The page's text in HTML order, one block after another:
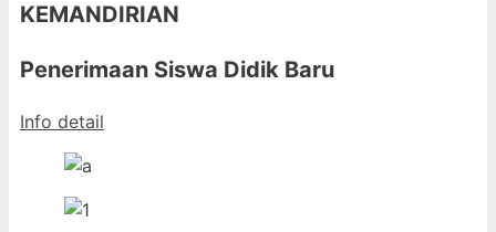
KEMANDIRIAN
Penerimaan Siswa Didik Baru
Info detail